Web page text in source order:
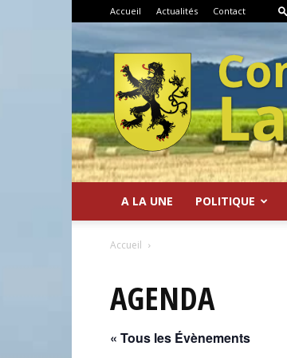
Accueil Actualités Contact
A LA UNE POLITIQUE
Accueil
AGENDA
« Tous les Évènements